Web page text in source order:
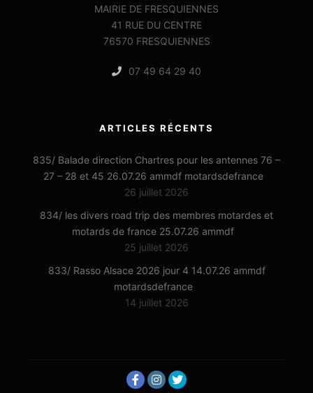
MAIRIE DE FRESQUIENNES
41 RUE DU CENTRE
76570 FRESQUIENNES
07 49 64 29 40
ARTICLES RÉCENTS
835/ Balade direction Chartres pour les antennes 76 –
27 – 28 et 45 26.07.26 ammdf motardsdefrance
26 juillet 2026
834/ les divers road trip des membres motardes et
motards de france 25.07.26 ammdf
25 juillet 2026
833/ Rasso Alsace 2026 jour 4 14.07.26 ammdf
motardsdefrance
14 juillet 2026